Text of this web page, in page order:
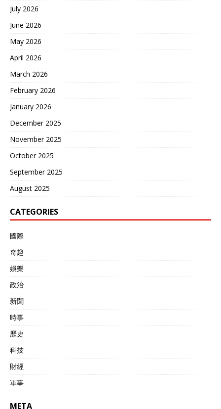
July 2026
June 2026
May 2026
April 2026
March 2026
February 2026
January 2026
December 2025
November 2025
October 2025
September 2025
August 2025
CATEGORIES
國際
奇趣
娛樂
政治
新聞
時事
歷史
科技
財經
軍事
META